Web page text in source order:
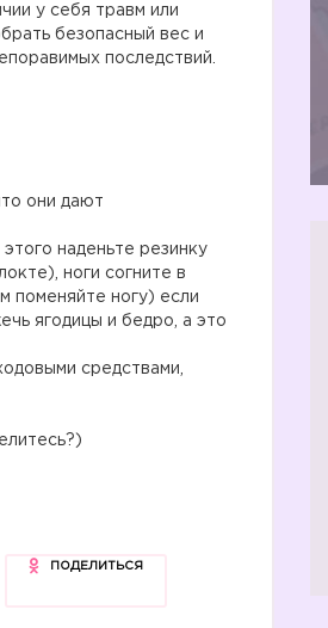
у себя травм или
безопасный вес и
последствий.
они дают
наденьте резинку
ноги согните в
поменяйте ногу) если
ягодицы и бедро, а это
средствами,
ПОДЕЛИТЬСЯ